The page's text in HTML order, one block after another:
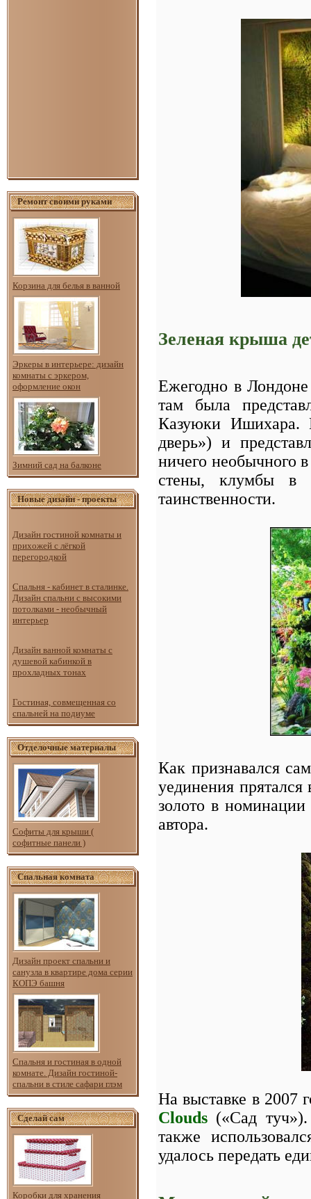
Ремонт своими руками
Корзина для белья в ванной
Эркеры в интерьере: дизайн
комнаты с эркером,
оформление окон
Зимний сад на балконе
Новые дизайн - проекты
Дизайн гостиной комнаты и
прихожей с лёгкой
перегородкой
Спальня - кабинет в сталинке.
Дизайн спальни с высокими
потолками - необычный
интерьер
Дизайн ванной комнаты с
душевой кабинкой в
прохладных тонах
Гостиная, совмещенная со
спальней на подиуме
Отделочные материалы
Софиты для крыши (
софитные панели )
Спальная комната
Дизайн проект спальни и
санузла в квартире дома серии
КОПЭ башня
Спальня и гостиная в одной
комнате. Дизайн гостиной-
спальни в стиле сафари глэм
Сделай сам
Коробки для хранения
Зеленая крыша
Ежегодно в
там была
Казуюки Ишихара.
дверь») и
ничего необычного
стены, клумбы в
таинственности.
Как признавался
уединения прятался
золото в
автора.
На выставке в 2007
Clouds («Сад
также
удалось передать